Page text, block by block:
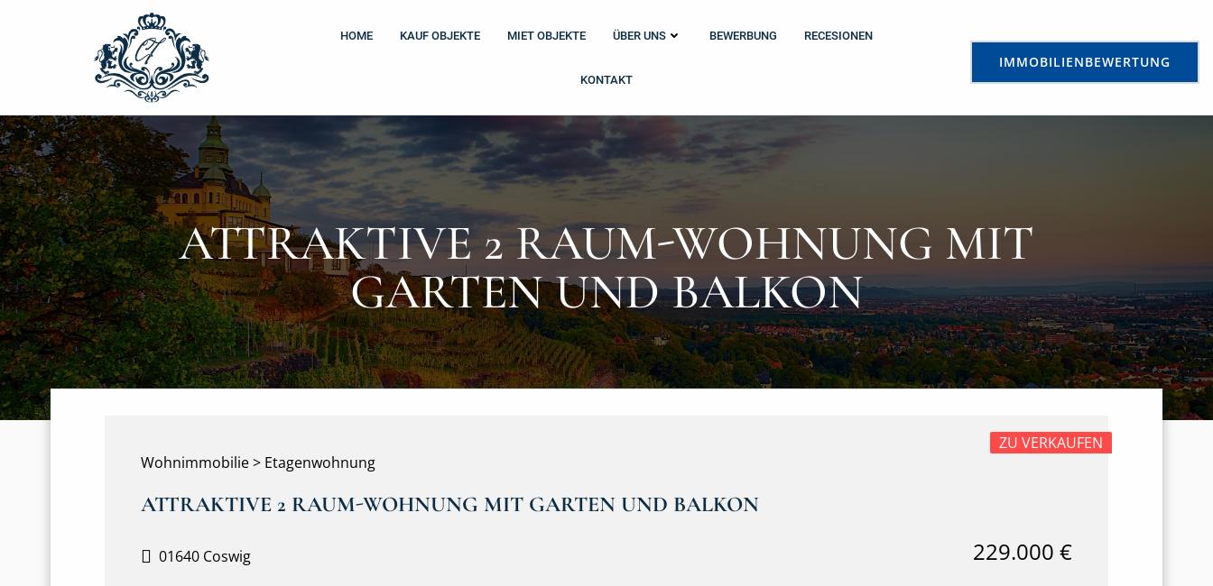
HOME KAUF OBJEKTE MIET OBJEKTE ÜBER UNS BEWERBUNG RECESIONEN
KONTAKT
IMMOBILIENBEWERTUNG
ATTRAKTIVE 2 RAUM-WOHNUNG MIT
GARTEN UND BALKON
Wohnimmobilie > Etagenwohnung
ZU VERKAUFEN
ATTRAKTIVE 2 RAUM-WOHNUNG MIT GARTEN UND BALKON
01640 Coswig 229.000 €